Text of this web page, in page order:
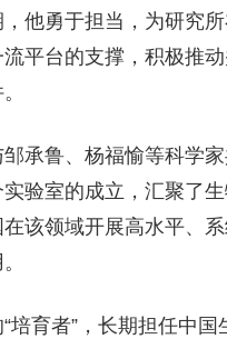
他勇于担当，为研究
平台的支撑，积极推
承鲁、杨福愉等科学
验室的成立，汇聚了
该领域开展高水平、
培育者”，长期担任中